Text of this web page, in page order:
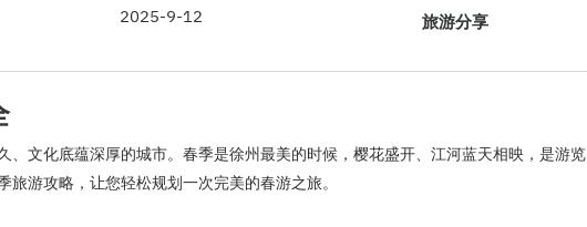
2025-9-12 旅游分享
、文化底蕴深厚的城市。春季是徐州最美的时候，樱花盛开、江河蓝天相映，是游览
游攻略，让您轻松规划一次完美的春游之旅。